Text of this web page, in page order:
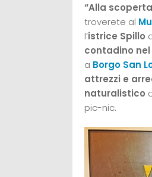
“Alla
troverete al
l’istrice Spillo
contadino nel
a Borgo San
attrezzi e
naturalistico
pic-nic.